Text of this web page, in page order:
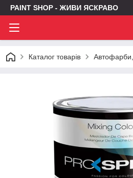
PAINT SHOP - ЖИВИ ЯСКРАВО
Каталог товарів Автофарби,